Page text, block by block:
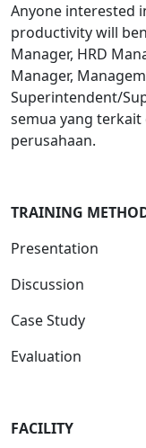
Anyone interested
productivity will
Manager, HRD
Manager,
Superintendent/
semua yang terkait
perusahaan.
TRAINING
Presentation
Discussion
Case Study
Evaluation
FACILITY